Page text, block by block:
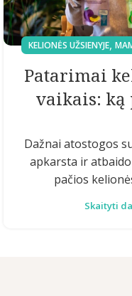
KELIONĖS UŽSIENYJE,
Patarimai
vaikais: ką
Dažnai atostogos
apkarsta ir
pačios
Skaityti